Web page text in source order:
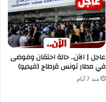
عاجل | الآن.. حالة احتقان وفوضى
في مطار تونس قرطاج (فيديو)
منذ 7 أيام